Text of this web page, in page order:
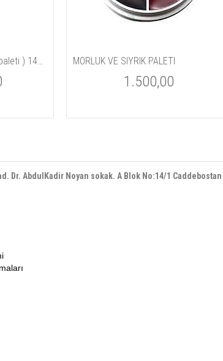
BRUISES ( çürük ,morluk paleti ) 14gm / 5 oz MORLUK VE SIYRIK PALETI
1.500,00
Dr. AbdulKadir Noyan sokak. A Blok No:14/1 Caddebostan